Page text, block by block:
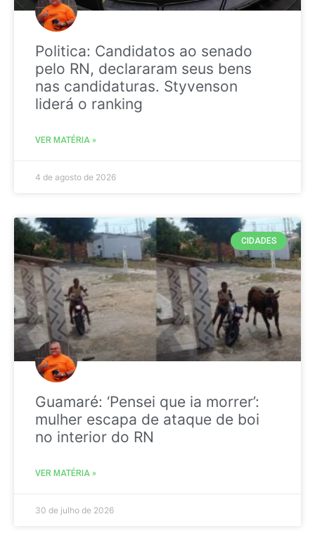
Politica: Candidatos ao senado
pelo RN, declararam seus bens
nas candidaturas. Styvenson
liderá o ranking
VER MATÉRIA »
4 de agosto de 2026
CIDADES
Guamaré: ‘Pensei que ia morrer’:
mulher escapa de ataque de boi
no interior do RN
VER MATÉRIA »
30 de julho de 2026